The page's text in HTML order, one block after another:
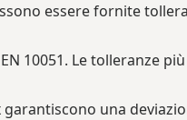
essere fornite
10051. Le tolleranze
garantiscono una